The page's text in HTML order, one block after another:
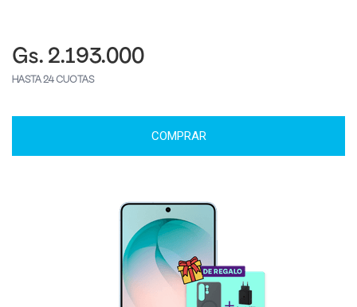
Gs. 2.193.000
HASTA 24 CUOTAS
COMPRAR